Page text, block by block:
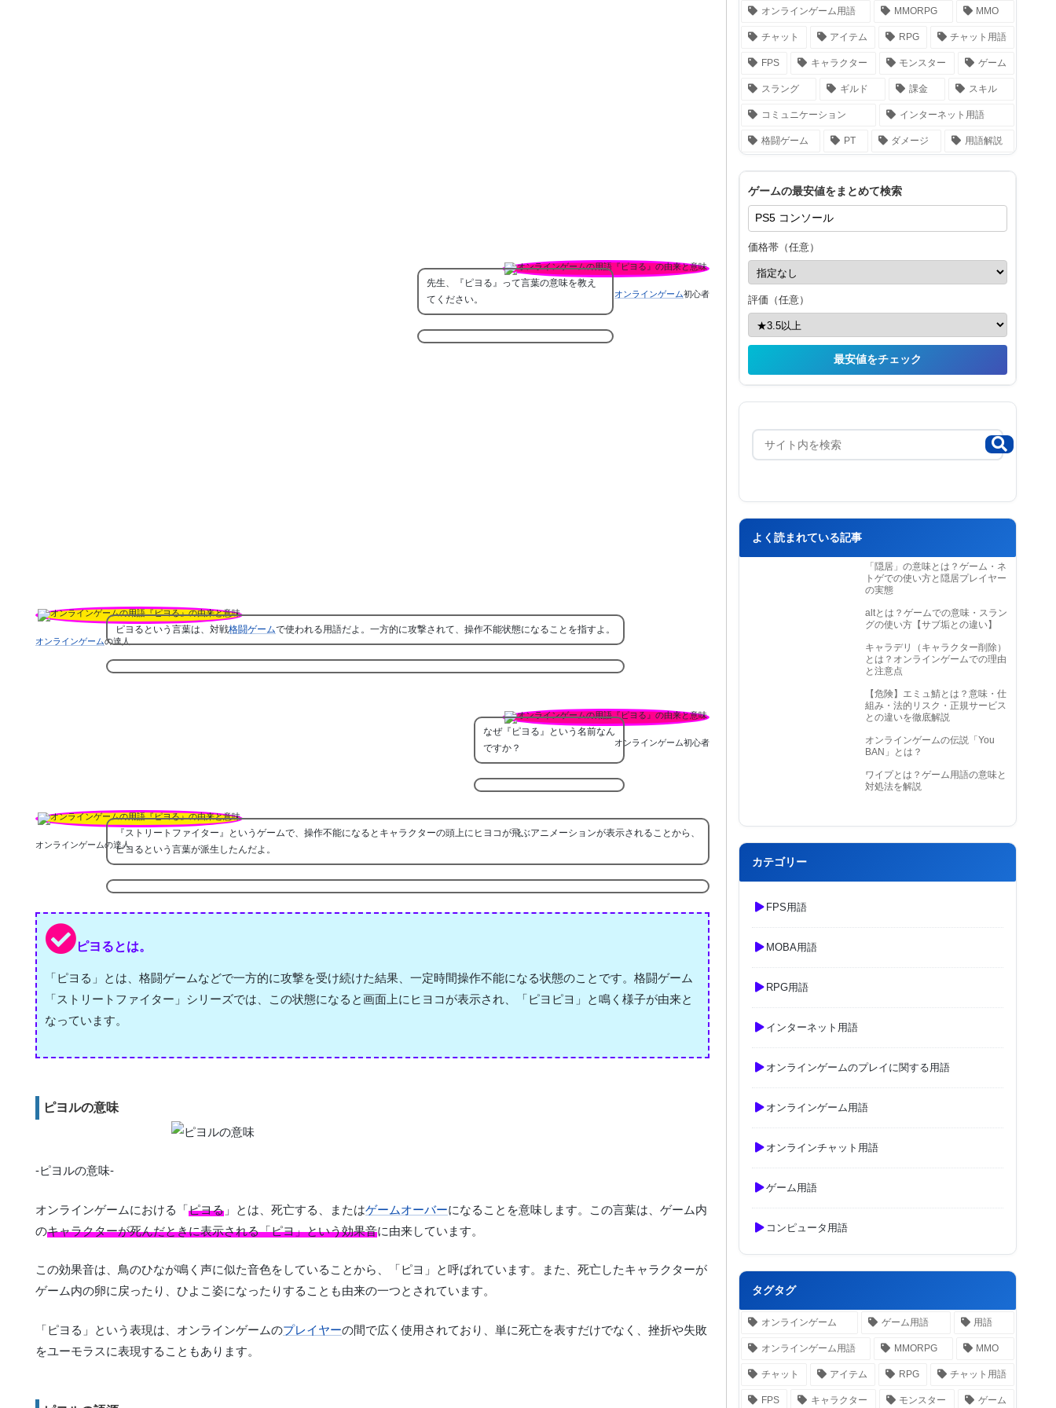
オンラインゲーム初心者
先生、『ピヨる』って言葉の意味を教え
てください。
オンラインゲームの達人
ピヨるという言葉は、対戦格闘ゲームで使われる用語だよ。一方的に攻撃されて、操作不能状態になることを指すよ。
オンラインゲーム初心者
なぜ『ピヨる』という名前なん
ですか？
オンラインゲームの達人
『ストリートファイター』というゲームで、操作不能になるとキャラクターの頭上にヒヨコが飛ぶアニメーションが表示されることから、
ピヨるという言葉が派生したんだよ。
ピヨるとは。
「ピヨる」とは、格闘ゲームなどで一方的に攻撃を受け続けた結果、一定時間操作不能になる状態のことです。格闘ゲーム
「ストリートファイター」シリーズでは、この状態になると画面上にヒヨコが表示され、「ピヨピヨ」と鳴く様子が由来と
なっています。
ピヨルの意味
-ピヨルの意味-
オンラインゲームにおける「ピヨる 」とは、死亡する、またはゲームオーバーになることを意味します。この言葉は、ゲーム内
のキャラクターが死んだときに表示される「ピヨ」という効果音に由来しています。
この効果音は、鳥のひなが鳴く声に似た音色をしていることから、「ピヨ」と呼ばれています。また、死亡したキャラクターが
ゲーム内の卵に戻ったり、ひよこ姿になったりすることも由来の一つとされています。
「ピヨる」という表現は、オンラインゲームのプレイヤーの間で広く使用されており、単に死亡を表すだけでなく、挫折や失敗
をユーモラスに表現することもあります。
オンラインゲーム用語 MMORPG MMO
チャット アイテム RPG チャット用語
FPS キャラクター モンスター ゲーム
スラング ギルド 課金 スキル
コミュニケーション インターネット用語
格闘ゲーム PT ダメージ 用語解説
ゲームの最安値をまとめて検索
価格帯（任意）
評価（任意）
最安値をチェック
よく読まれている記事
「隠居」の意味とは？ゲーム・ネ
トゲでの使い方と隠居プレイヤー
の実態
altとは？ゲームでの意味・スラン
グの使い方【サブ垢との違い】
キャラデリ（キャラクター削除）
とは？オンラインゲームでの理由
と注意点
【危険】エミュ鯖とは？意味・仕
組み・法的リスク・正規サービス
との違いを徹底解説
オンラインゲームの伝説「You
BAN」とは？
ワイプとは？ゲーム用語の意味と
対処法を解説
カテゴリー
FPS用語
MOBA用語
RPG用語
インターネット用語
オンラインゲームのプレイに関する用語
オンラインゲーム用語
オンラインチャット用語
ゲーム用語
コンピュータ用語
タグタグ
オンラインゲーム ゲーム用語 用語
オンラインゲーム用語 MMORPG MMO
チャット アイテム RPG チャット用語
FPS キャラクター モンスター ゲーム